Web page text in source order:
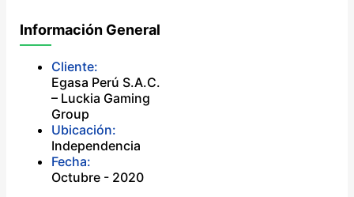
Información General
Cliente:
Egasa Perú S.A.C.
– Luckia Gaming
Group
Ubicación:
Independencia
Fecha:
Octubre - 2020